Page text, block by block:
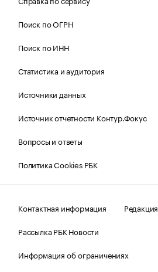
Поиск по ОГРН
Поиск по ИНН
Статистика и аудитория
Источники данных
Источник отчетности Контур.Фокус
Вопросы и ответы
Политика Cookies РБК
Контактная информация
Редакция
Рассылка РБК Новости
Информация об ограничениях